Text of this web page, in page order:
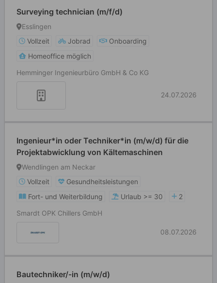
Surveying technician (m/f/d)
Esslingen
Vollzeit
Jobrad
Onboarding
Homeoffice möglich
Hemminger Ingenieurbüro GmbH & Co KG
24.07.2026
Ingenieur*in oder Techniker*in (m/w/d) für die
Projektabwicklung von Kältemaschinen
Wendlingen am Neckar
Vollzeit
Gesundheitsleistungen
Fort- und Weiterbildung
Urlaub >= 30
2
Smardt OPK Chillers GmbH
08.07.2026
Bautechniker/-in (m/w/d)